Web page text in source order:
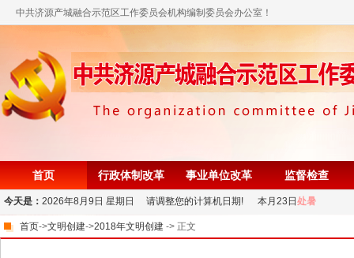
中共济源产城融合示范区工作委员会机构编制委员会办公室！
首页 行政体制改革 事业单位改革 监督检查
今天是： 2026年8月9日 星期日 请调整您的计算机日期! 本月23日 处暑
首页->文明创建->2018年文明创建 -> 正文